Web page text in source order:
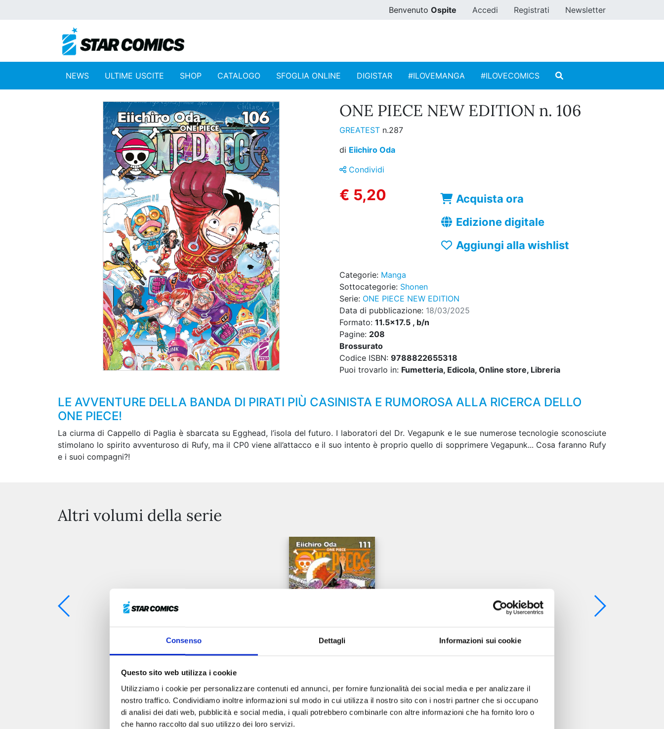
Consenso Dettagli Informazioni sui cookie
Questo sito web utilizza i cookie
Utilizziamo i cookie per personalizzare contenuti ed annunci, per fornire funzionalità dei social media e per analizzare il
nostro traffico. Condividiamo inoltre informazioni sul modo in cui utilizza il nostro sito con i nostri partner che si occupano
di analisi dei dati web, pubblicità e social media, i quali potrebbero combinarle con altre informazioni che ha fornito loro o
che hanno raccolto dal suo utilizzo dei loro servizi.
Benvenuto Ospite Accedi Registrati Newsletter
NEWS ULTIME USCITE SHOP CATALOGO SFOGLIA ONLINE DIGISTAR #ILOVEMANGA #ILOVECOMICS
ONE PIECE NEW EDITION n. 106
GREATEST n.287
di Eiichiro Oda
Condividi
€ 5,20
Acquista ora
Edizione digitale
Aggiungi alla wishlist
Categorie: Manga
Sottocategorie: Shonen
Serie: ONE PIECE NEW EDITION
Data di pubblicazione: 18/03/2025
Formato: 11.5x17.5 , b/n
Pagine: 208
Brossurato
Codice ISBN: 9788822655318
Puoi trovarlo in: Fumetteria, Edicola, Online store, Libreria
LE AVVENTURE DELLA BANDA DI PIRATI PIÙ CASINISTA E RUMOROSA ALLA RICERCA DELLO
ONE PIECE!
La ciurma di Cappello di Paglia è sbarcata su Egghead, l’isola del futuro. I laboratori del Dr. Vegapunk e le sue numerose tecnologie sconosciute
stimolano lo spirito avventuroso di Rufy, ma il CP0 viene all’attacco e il suo intento è proprio quello di sopprimere Vegapunk... Cosa faranno Rufy
e i suoi compagni?!
Altri volumi della serie
25/08/2026